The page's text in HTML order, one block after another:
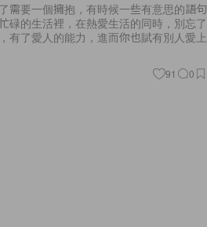
需要一個擁抱，有時候一些有意思的語句
碌的生活裡，在熱愛生活的同時，別忘了
有了愛人的能力，進而你也賦有別人愛上
91 0